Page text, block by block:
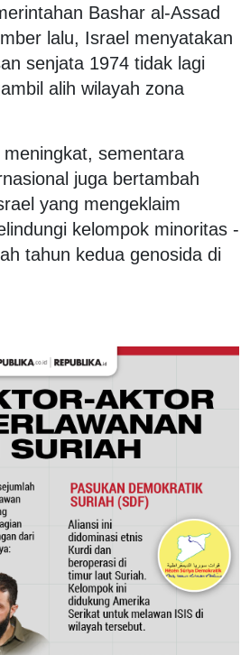
Bashar al-Assad
lalu, Israel menyatakan
senjata 1974 tidak lagi
alih wilayah zona
sementara
juga bertambah
yang mengeklaim
kelompok minoritas -
tahun kedua genosida di